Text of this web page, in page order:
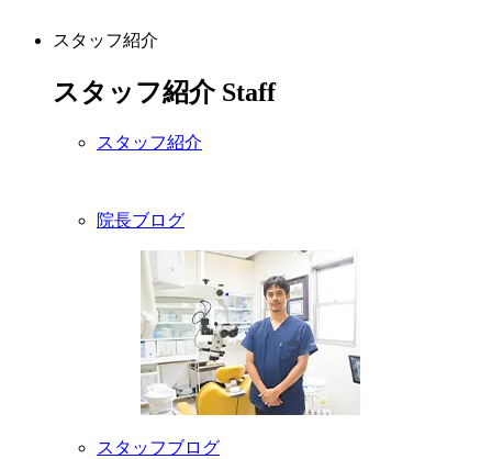
スタッフ紹介
スタッフ紹介 Staff
スタッフ紹介
院長ブログ
スタッフブログ